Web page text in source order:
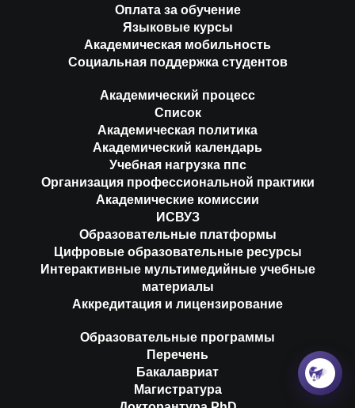
Оплата за обучение
Языковые курсы
Академическая мобильность
Социальная поддержка студентов
Академический процесс
Список
Академическая политика
Академический календарь
Учебная нагрузка ппс
Организация профессиональной практики
Академические комиссии
ИСВУЗ
Образовательные платформы
Цифровые образовательные ресурсы
Интерактивные мультимедийные учебные
материалы
Аккредитация и лицензирование
Образовательные программы
Перечень
Бакалавриат
Магистратура